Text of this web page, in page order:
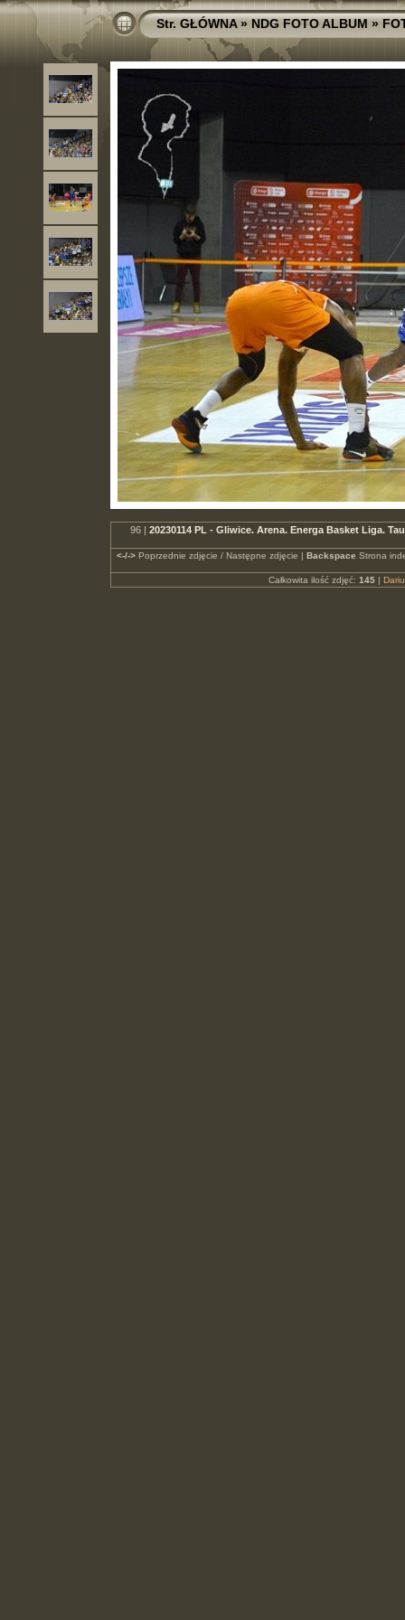
Str. GŁÓWNA»NDG FOTO ALBUM»
96 | 20230114 PL - Gliwice. Arena. Energa Basket Liga.
<-/->Poprzednie zdjęcie / Następne zdjęcie | Backspace Strona
Całkowita ilość zdjęć: 145|